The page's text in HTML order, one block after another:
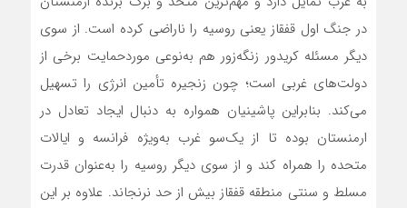
در جنگ اول قفقاز یعنی روسیه را ناراضی کرده است. از سوی
دیگر مسئله کریدور زنگه‌زور هم به‌نوعی مورد‌حمایت برخی از
دولت‌های غربی است؛ چون زنجیره تأمین انرژی را تسهیل
می‌کند. بنابراین پاشینیان همواره به دنبال ایجاد تعادل در
ارمنستان بوده تا از یک‌سو غرب به‌ویژه فرانسه و ایالات
متحده را همراه کند و از سوی دیگر روسیه را به‌عنوان قدرت
مسلط و سنتی منطقه قفقاز بیش از حد نرنجاند. علاوه بر این